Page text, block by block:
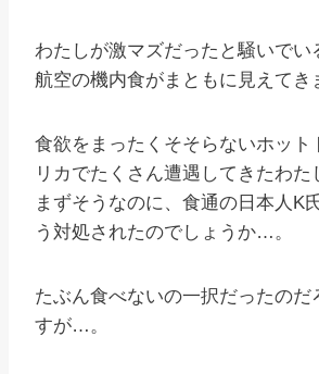
わたしが激マズだったと騒いでい
航空の機内食がまともに見えてき
食欲をまったくそそらないホット
リカでたくさん遭遇してきたわた
まずそうなのに、食通の日本人K
う対処されたのでしょうか…。
たぶん食べないの一択だったのだ
すが…。